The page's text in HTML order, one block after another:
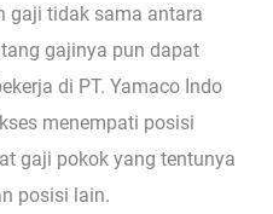
gaji tidak sama antara
gajinya pun dapat
di PT. Yamaco Indo
menempati posisi
gaji pokok yang tentunya
posisi lain.